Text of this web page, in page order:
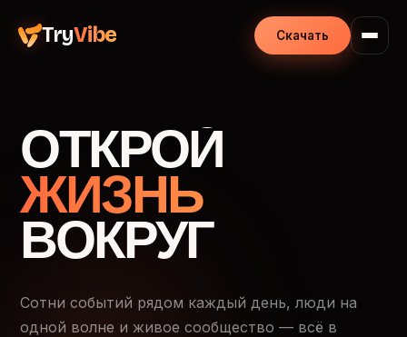
TryVibe Скачать
ОТКРОЙ
ЖИЗНЬ
ВОКРУГ
Сотни событий рядом каждый день, люди на
одной волне и живое сообщество — всё в